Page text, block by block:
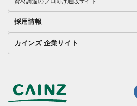
資材調達のプロ向け通販サイト
採用情報
カインズ 企業サイト